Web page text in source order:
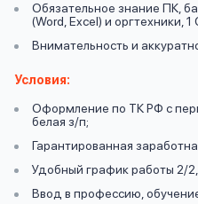
Обязательное знание ПК,
(Word, Excel) и оргтехники,
Внимательность и
Условия:
Оформление по ТК РФ с
белая з/п;
Гарантированная
Удобный график работы 2/
Ввод в профессию,
вопросы